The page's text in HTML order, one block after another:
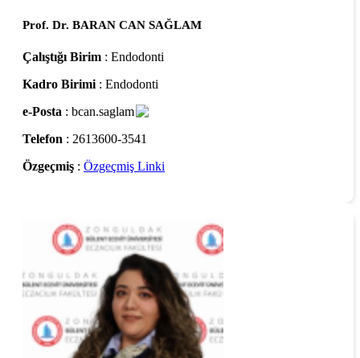
Prof. Dr. BARAN CAN SAĞLAM
Çalıştığı Birim : Endodonti
Kadro Birimi : Endodonti
e-Posta : bcan.saglam
Telefon : 2613600-3541
Özgeçmiş : Özgeçmiş Linki